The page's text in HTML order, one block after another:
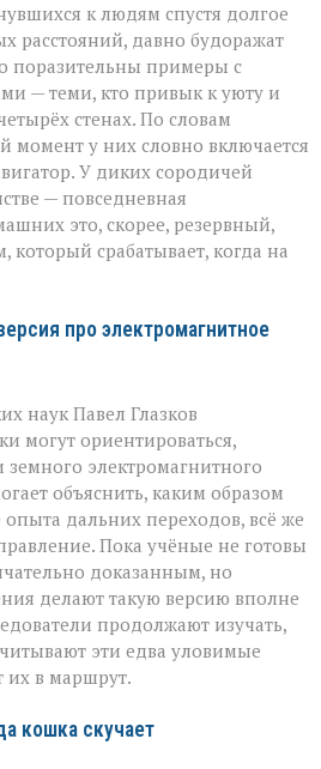
к людям спустя долгое
расстояний, давно будоражат
поразительны примеры с
— теми, кто привык к уюту и
стенах. По словам
момент у них словно включается
У диких сородичей
— повседневная
это, скорее, резервный,
срабатывает, когда на
про электромагнитное
наук Павел Глазков
могут ориентироваться,
земного электромагнитного
объяснить, каким образом
дальних переходов, всё же
Пока учёные не готовы
доказанным, но
делают такую версию вполне
продолжают изучать,
эти едва уловимые
в маршрут.
кошка скучает